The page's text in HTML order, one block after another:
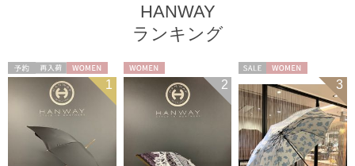
HANWAY
ランキング
予約 再入荷 WOMEN 1 WOMEN 2 3